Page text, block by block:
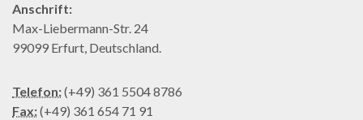
Anschrift:
Max-Liebermann-Str. 24
99099 Erfurt, Deutschland.
Telefon:(+49) 361 5504 8786
Fax:(+49) 361 654 71 91